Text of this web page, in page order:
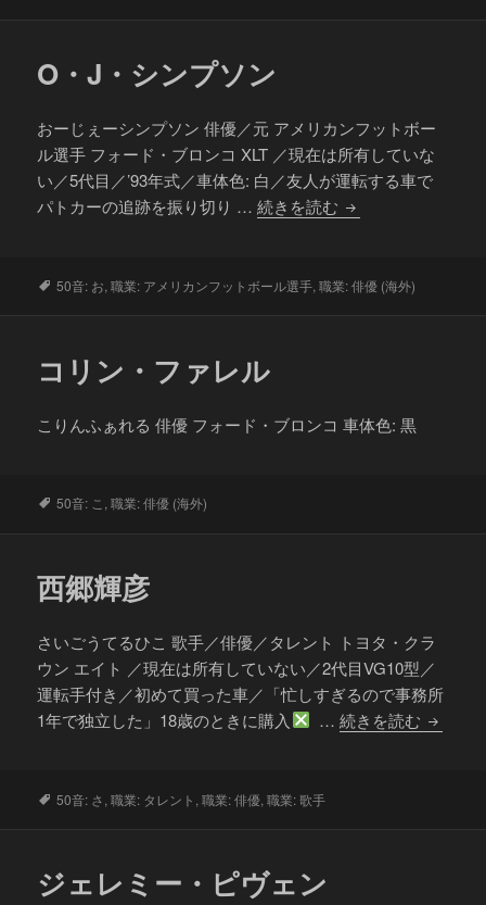
O・J・シンプソン
おーじぇーシンプソン 俳優／元 アメリカンフットボー
ル選手 フォード・ブロンコ XLT ／現在は所有していな
い／5代目／’93年式／車体色: 白／友人が運転する車で
パトカーの追跡を振り切り …続きを読む O・
ン
タ
50音: お,職業: アメリカンフットボール選手,職業: 俳優 (海外)
コリン・ファレル
こりんふぁれる 俳優 フォード・ブロンコ 車体色: 黒
タ
50音: こ ,職業: 俳優 (海外)
西郷輝彦
さいごうてるひこ 歌手／俳優／タレント トヨタ・クラ
ウン エイト ／現在は所有していない／2代目VG10型／
運転手付き／初めて買った車／「忙しすぎるので事務所
1年で独立した」18歳のときに購入
… 続きを読む 西
タ
50音: さ,職業: タレント ,職業: 俳優,職業: 歌手
ジェレミー・ピヴェン